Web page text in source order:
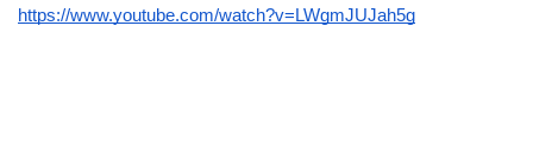
https://www.youtube.com/watch?v=LWgmJUJah5g